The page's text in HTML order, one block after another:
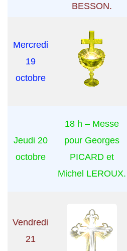
BESSON.
Mercredi
19
octobre
Jeudi 20
octobre
18 h – Messe
pour Georges
PICARD et
Michel LEROUX.
Vendredi
21